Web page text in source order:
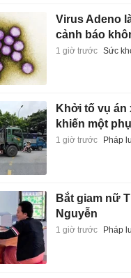
Virus Adeno
cảnh báo
1 giờ trước Sức
Khởi tố vụ án
khiến một
1 giờ trước Pháp
Bắt giam nữ
Nguyễn
1 giờ trước Pháp